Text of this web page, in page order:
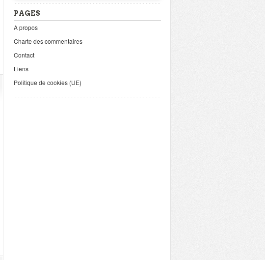
PAGES
A propos
Charte des commentaires
Contact
Liens
Politique de cookies (UE)